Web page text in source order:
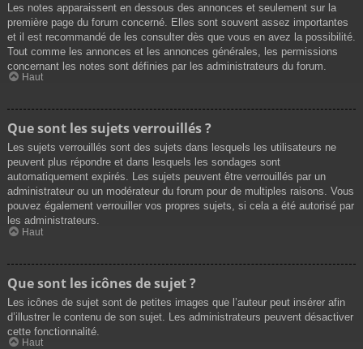
Les notes apparaissent en dessous des annonces et seulement sur la
première page du forum concerné. Elles sont souvent assez importantes
et il est recommandé de les consulter dès que vous en avez la possibilité.
Tout comme les annonces et les annonces générales, les permissions
concernant les notes sont définies par les administrateurs du forum.
Haut
Que sont les sujets verrouillés ?
Les sujets verrouillés sont des sujets dans lesquels les utilisateurs ne
peuvent plus répondre et dans lesquels les sondages sont
automatiquement expirés. Les sujets peuvent être verrouillés par un
administrateur ou un modérateur du forum pour de multiples raisons. Vous
pouvez également verrouiller vos propres sujets, si cela a été autorisé par
les administrateurs.
Haut
Que sont les icônes de sujet ?
Les icônes de sujet sont de petites images que l’auteur peut insérer afin
d’illustrer le contenu de son sujet. Les administrateurs peuvent désactiver
cette fonctionnalité.
Haut